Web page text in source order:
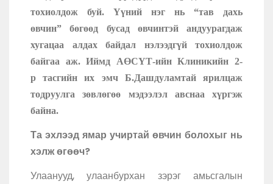
тохиолдож буй. Үүний нэг нь “тав дахь
өвчин” бөгөөд бусад өвчинтэй андуурагдаж
хугацаа алдах байдал нэлээдгүй тохиолдож
байгаа аж. Иймд АӨСҮТ-ийн Клиникийн 2-
р тасгийн их эмч Б.Дашдуламтай ярилцаж
тодруулга зөвлөгөө мэдээлэл авснаа хүргэж
байна.
Та эхлээд ямар учиртай өвчин болохыг нь
хэлж өгөөч?
Улаанууд, улаанбурхан зэрэг амьсгалын